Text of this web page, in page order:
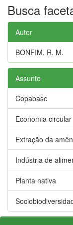
Busca
Autor
BONFIM, R. M.
Assunto
Copabase
Economia circular
Extração da
Indústria de
Planta nativa